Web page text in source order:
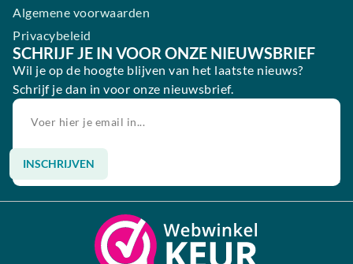
Algemene voorwaarden
Privacybeleid
SCHRIJF JE IN VOOR ONZE NIEUWSBRIEF
Wil je op de hoogte blijven van het laatste nieuws?
Schrijf je dan in voor onze nieuwsbrief.
INSCHRIJVEN
Alternative: